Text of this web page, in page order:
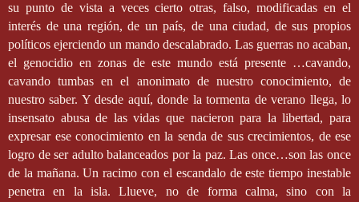
su punto de vista a veces cierto otras, falso, modificadas en el
interés de una región, de un país, de una ciudad, de sus propios
políticos ejerciendo un mando descalabrado. Las guerras no acaban,
el genocidio en zonas de este mundo está presente …cavando,
cavando tumbas en el anonimato de nuestro conocimiento, de
nuestro saber. Y desde aquí, donde la tormenta de verano llega, lo
insensato abusa de las vidas que nacieron para la libertad, para
expresar ese conocimiento en la senda de sus crecimientos, de ese
logro de ser adulto balanceados por la paz. Las once…son las once
de la mañana. Un racimo con el escandalo de este tiempo inestable
penetra en la isla. Llueve, no de forma calma, sino con la